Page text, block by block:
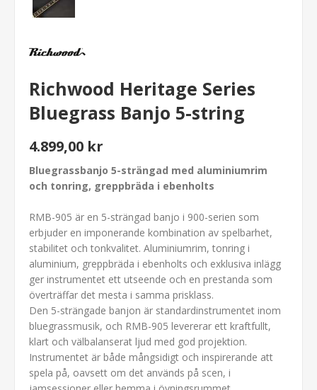
Richwood Heritage Series
Bluegrass Banjo 5-string
4.899,00 kr
Bluegrassbanjo 5-strängad med aluminiumrim
och tonring, greppbräda i ebenholts
RMB-905 är en 5-strängad banjo i 900-serien som
erbjuder en imponerande kombination av spelbarhet,
stabilitet och tonkvalitet. Aluminiumrim, tonring i
aluminium, greppbräda i ebenholts och exklusiva inlägg
ger instrumentet ett utseende och en prestanda som
överträffar det mesta i samma prisklass.
Den 5-strängade banjon är standardinstrumentet inom
bluegrassmusik, och RMB-905 levererar ett kraftfullt,
klart och välbalanserat ljud med god projektion.
Instrumentet är både mångsidigt och inspirerande att
spela på, oavsett om det används på scen, i